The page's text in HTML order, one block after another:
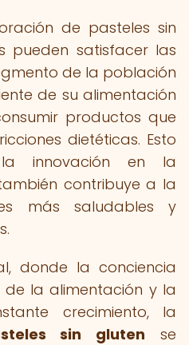
de pasteles sin
pueden satisfacer las
de la población
de su alimentación
productos que
dietéticas. Esto
innovación en la
contribuye a la
más saludables y
donde la conciencia
la alimentación y la
crecimiento, la
sin gluten se